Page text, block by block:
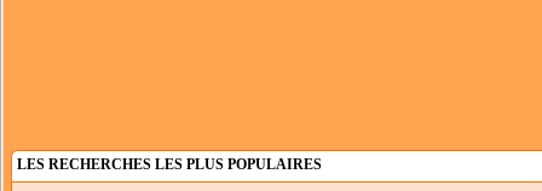
LES RECHERCHES LES PLUS POPULAIRES